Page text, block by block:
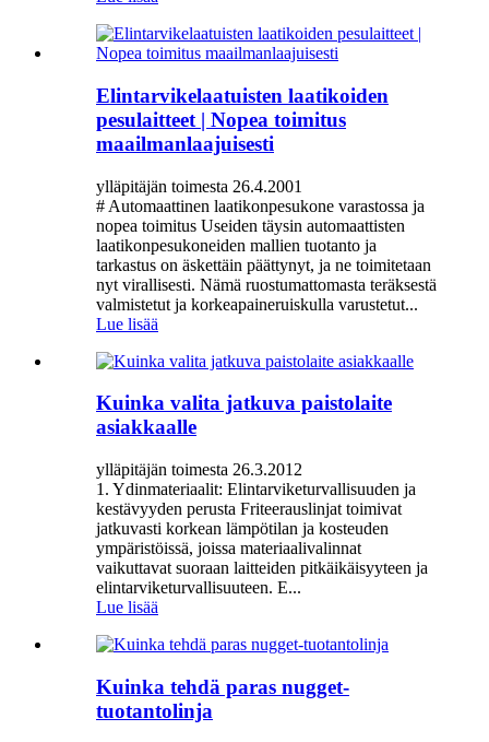
Elintarvikelaatuisten laatikoiden
pesulaitteet | Nopea toimitus
maailmanlaajuisesti
ylläpitäjän toimesta 26.4.2001
# Automaattinen laatikonpesukone varastossa ja
nopea toimitus Useiden täysin automaattisten
laatikonpesukoneiden mallien tuotanto ja
tarkastus on äskettäin päättynyt, ja ne toimitetaan
nyt virallisesti. Nämä ruostumattomasta teräksestä
valmistetut ja korkeapaineruiskulla varustetut...
Lue lisää
Kuinka valita jatkuva paistolaite
asiakkaalle
ylläpitäjän toimesta 26.3.2012
1. Ydinmateriaalit: Elintarviketurvallisuuden ja
kestävyyden perusta Friteerauslinjat toimivat
jatkuvasti korkean lämpötilan ja kosteuden
ympäristöissä, joissa materiaalivalinnat
vaikuttavat suoraan laitteiden pitkäikäisyyteen ja
elintarviketurvallisuuteen. ‌E...
Lue lisää
Kuinka tehdä paras nugget-
tuotantolinja